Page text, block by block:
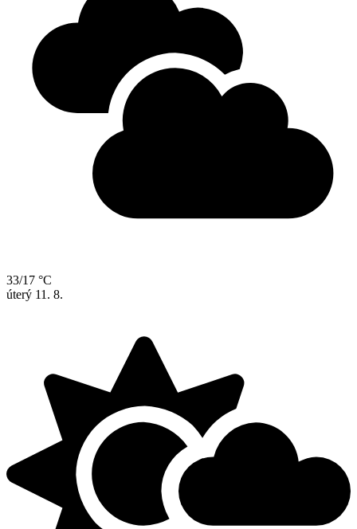
33/17 °C
úterý 11. 8.